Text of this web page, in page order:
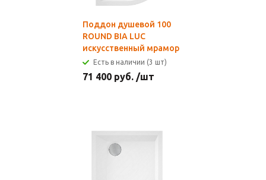
Поддон душевой 100
ROUND BIA LUC
искусственный мрамор
Есть в наличии (3 шт)
71 400 руб. /шт